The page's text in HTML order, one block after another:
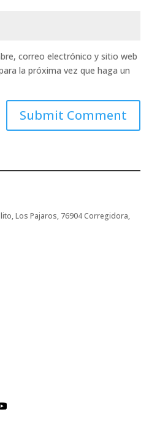
correo electrónico y sitio web
la próxima vez que haga un
Los Pajaros, 76904 Corregidora,